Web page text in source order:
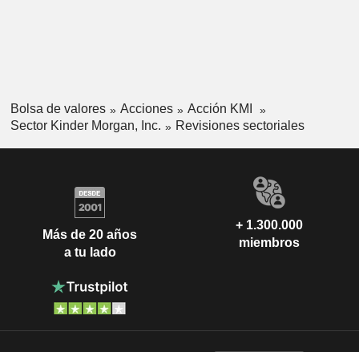
Bolsa de valores Acciones
Acción KMI
Sector Kinder Morgan, Inc.
Revisiones sectoriales
Más de 20 años
a tu lado
+ 1.300.000
miembros